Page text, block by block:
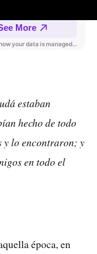
estaban
hecho de todo
y lo encontraron; y
en todo el
época, en